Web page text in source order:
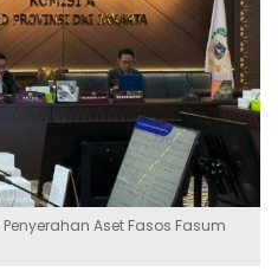
Aset Fasos Fasum